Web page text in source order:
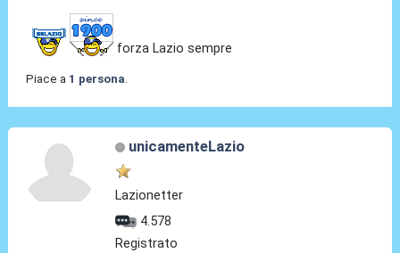
forza Lazio sempre
Piace a 1 persona
unicamenteLazio
Lazionetter
4.578
Registrato